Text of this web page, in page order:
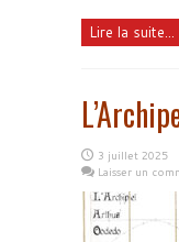
Lire la suite...
3 juillet 2025
Laisser un